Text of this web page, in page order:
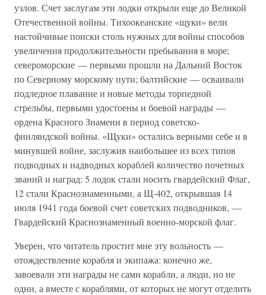
узлов. Счет заслугам эти лодки открыли еще до Великой
Отечественной войны. Тихоокеанские «щуки» вели
настойчивые поиски столь нужных для войны способов
увеличения продолжительности пребывания в море;
североморские — первыми прошли на Дальний Восток
по Северному морскому пути; балтийские — осваивали
подледное плавание и новые методы торпедной
стрельбы, первыми удостоены и боевой награды —
ордена Красного Знамени в период советско-
финляндской войны. «Щуки» остались верными себе и в
минувшей войне, заслужив наибольшее из всех типов
подводных и надводных кораблей количество почетных
званий и наград: 5 лодок стали носить гвардейский Флаг,
12 стали Краснознаменными, а Щ-402, открывшая 14
июля 1941 года боевой счет советских подводников, —
Гвардейский Краснознаменный военно-морской флаг.
Уверен, что читатель простит мне эту вольность —
отождествление корабля и экипажа: конечно же,
завоевали эти награды не сами корабли, а люди, но не
одни, а вместе с кораблями, от которых не могут отделить